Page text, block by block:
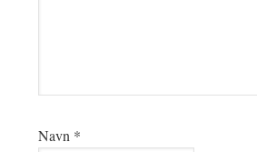
Navn *